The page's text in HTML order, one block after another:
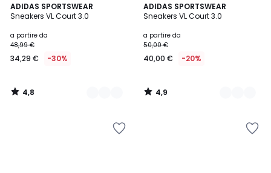
ADIDAS SPORTSWEAR
Sneakers VL Court 3.0
a partire da
48,99 €
34,29 € -30%
4,8
/ 5
3
Colori
4,8
/
ADIDAS SPORTSWEAR
Sneakers VL Court 3.0
a partire da
50,00 €
40,00 € -20%
4,9
/ 5
3
Colori
4,9
/